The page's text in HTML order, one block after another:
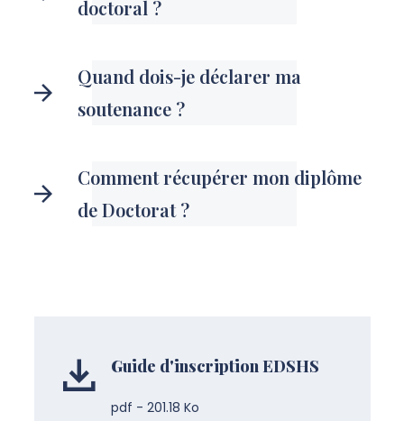
doctoral ?
Quand dois-je déclarer ma
soutenance ?
Comment récupérer mon diplôme
de Doctorat ?
Guide d'inscription EDSHS
pdf - 201.18 Ko